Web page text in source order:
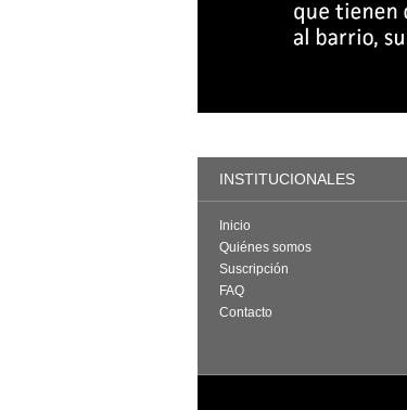
INSTITUCIONALES
Inicio
Quiénes somos
Suscripción
FAQ
Contacto